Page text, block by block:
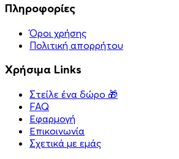
Πληροφορίες
Όροι χρήσης
Πολιτική απορρήτου
Χρήσιμα Links
Στείλε ένα δώρο 🎁
FAQ
Εφαρμογή
Επικοινωνία
Σχετικά με εμάς